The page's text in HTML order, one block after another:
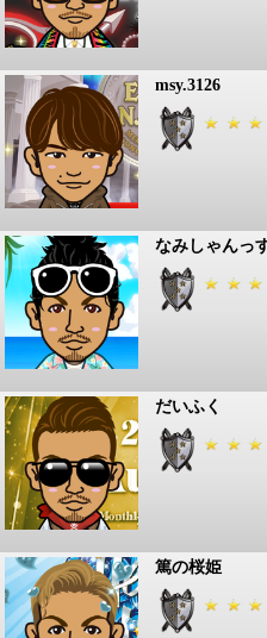
msy.3126
なみしゃんっす
だいふく
篤の桜姫